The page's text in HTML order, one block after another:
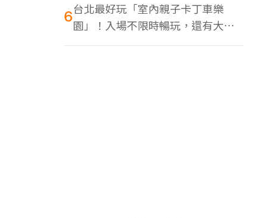
6台北最好玩「室內親子卡丁車樂
園」！入場不限時暢玩，還有大螢
幕Switch遊戲區